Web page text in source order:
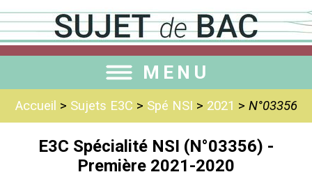
MENU
Accueil > Sujets E3C > Spé NSI > 2021 > N°03356
E3C Spécialité NSI (N°03356) -
Première 2021-2020